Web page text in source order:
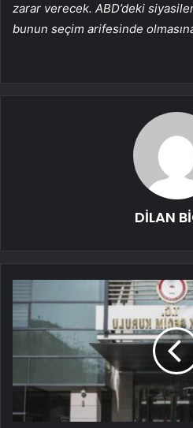
zarar verecek. ABD’deki
bunun seçim arifesinde
DİLAN